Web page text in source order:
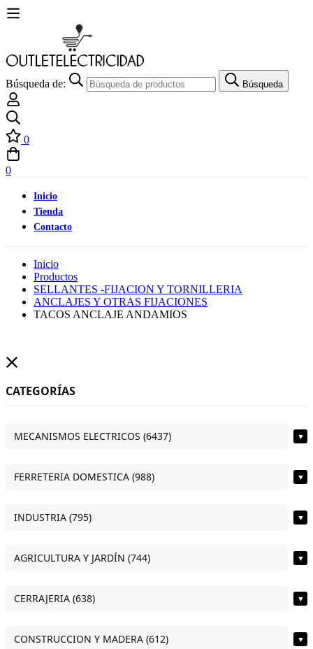
Búsqueda de: Búsqueda
0
0
Inicio
Tienda
Contacto
Inicio
Productos
SELLANTES -FIJACION Y TORNILLERIA
ANCLAJES Y OTRAS FIJACIONES
TACOS ANCLAJE ANDAMIOS
CATEGORÍAS
MECANISMOS ELECTRICOS (6437) ▼
FERRETERIA DOMESTICA (988) ▼
INDUSTRIA (795) ▼
AGRICULTURA Y JARDÍN (744) ▼
CERRAJERIA (638) ▼
CONSTRUCCION Y MADERA (612) ▼